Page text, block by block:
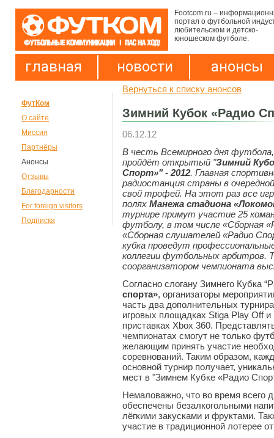
Footcom.ru –
портал о футбольной
любительском и детско-
юношеском футболе.
главная новости анонсы
ФутКом
О сайте
Миссия
Партнёры
Анонсы
Отзывы
Благодарности
For foreign visitors
Подписка
Вернуться к списку анонсов
Зимний Кубок «Радио
06.12.12
В честь Всемирного дня футбола,
пройдёт открытый "Зимний
Спорт»" - 2012. Главная
радиостанция страны в оче
свой трофей. На этот раз все
полях Манежа стадиона
турнире примут участие 25
футболу, в том числе «Сборная
«Сборная слушателей «Радио
кубка проведут
коллегии футбольных арбитров.
соорганизатором чемпионата
Согласно слогану Зимнего Кубка
спорта», организаторы
часть два дополнительных
игровых площадках Stiga Play Off
приставках Xbox 360.
чемпионатах смогут не только
желающим принять участие
соревнований. Таким образом,
основной турнир получает,
мест в "Зимнем Кубке «Радио
Немаловажно, что во время всего
обеспечены безалкогольными
лёгкими закусками и фруктами.
участие в традиционной лотерее